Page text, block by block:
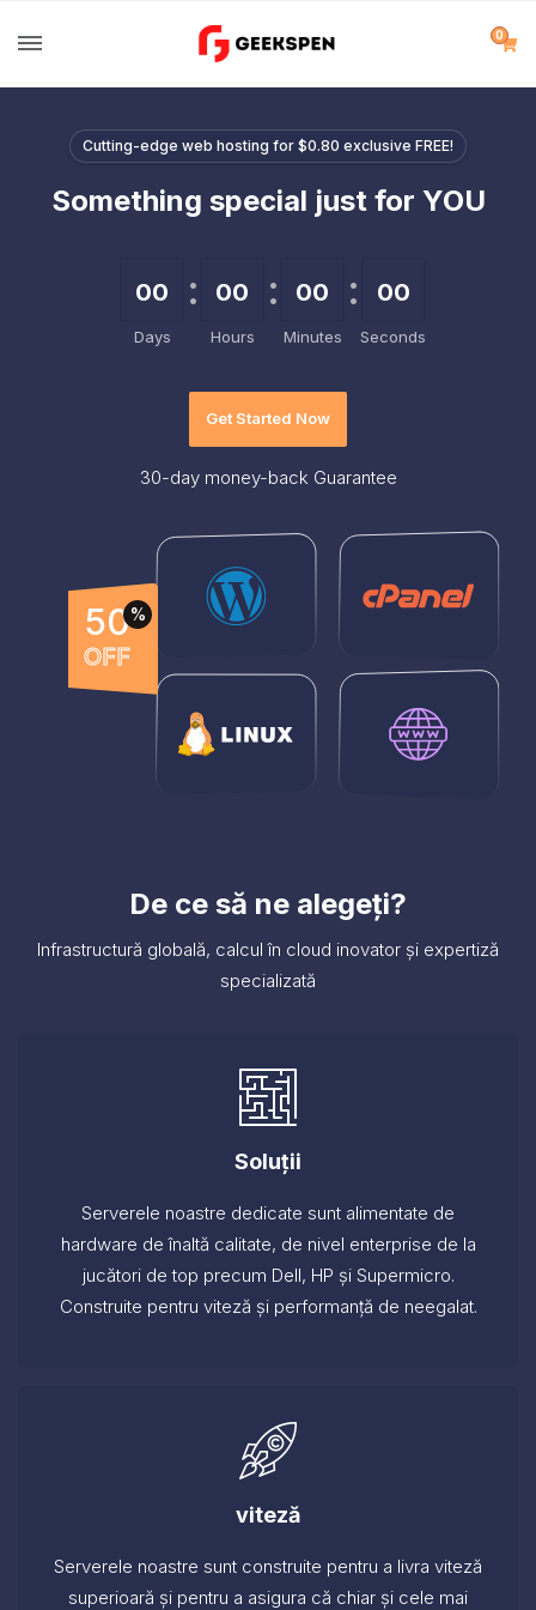
0
Cutting-edge web hosting for $0.80 exclusive FREE!
Something special just for YOU
00
Days
00
Hours
00
Minutes
00
Seconds
Get Started Now
30-daymoney-back Guarantee
50
OFF
%
De ce să ne alegeți?
Infrastructură globală, calcul în cloud inovator și expertiză
specializată
Soluții
Serverele noastre dedicate sunt alimentate de
hardware de înaltă calitate, de nivel enterprise de la
jucători de top precum Dell, HP și Supermicro.
Construite pentru viteză și performanță de neegalat.
viteză
Serverele noastre sunt construite pentru a livra viteză
superioară și pentru a asigura că chiar și cele mai